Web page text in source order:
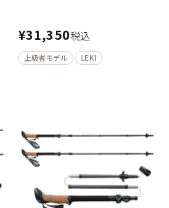
¥31,350税込
上級者モデル LEKI